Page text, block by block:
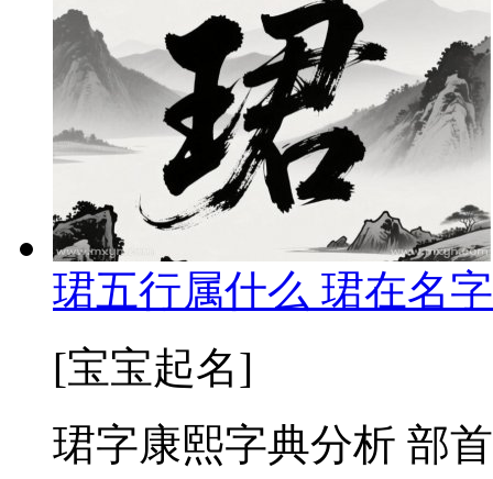
珺五行属什么 珺在名
[宝宝起名]
珺字康熙字典分析 部